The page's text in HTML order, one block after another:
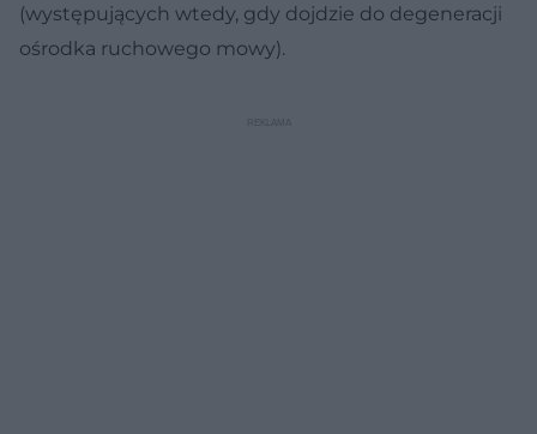
(występujących wtedy, gdy dojdzie do degeneracji
ośrodka ruchowego mowy).